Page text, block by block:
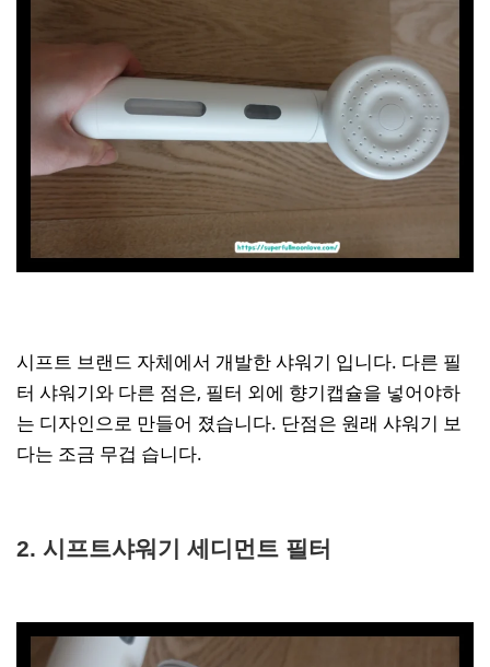
시프트 브랜드 자체에서 개발한 샤워기 입니다. 다른 필
터 샤워기와 다른 점은, 필터 외에 향기캡슐을 넣어야하
는 디자인으로 만들어 졌습니다. 단점은 원래 샤워기 보
다는 조금 무겁 습니다.
2. 시프트샤워기 세디먼트 필터